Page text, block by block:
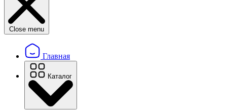
Close menu
Главная
Каталог